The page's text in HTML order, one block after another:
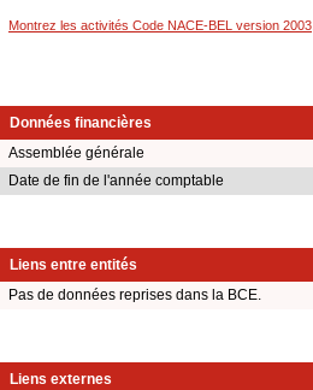
Montrez les activités Code NACE-BEL version 2003
Données financières
Assemblée générale
Date de fin de l'année comptable
Liens entre entités
Pas de données reprises dans la BCE.
Liens externes